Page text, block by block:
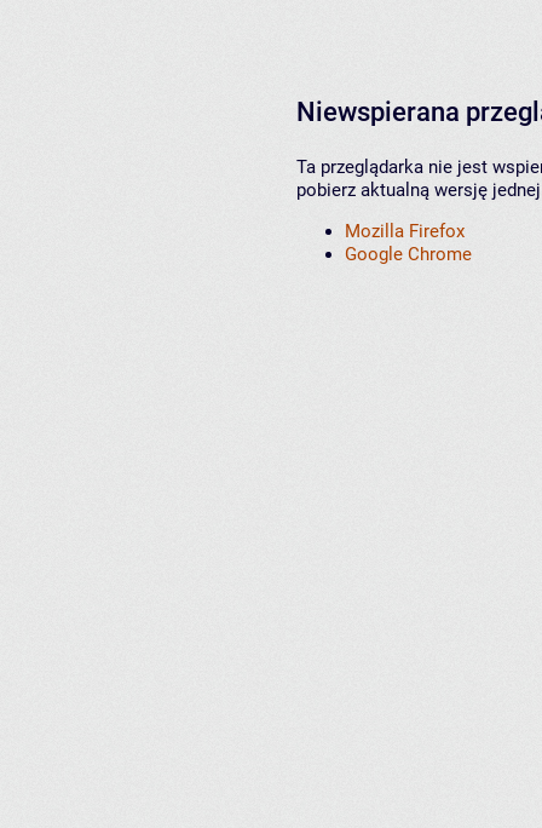
Niewspierana
Ta przeglądarka nie jest
pobierz aktualną wersję
Mozilla Firefox
Google Chrome